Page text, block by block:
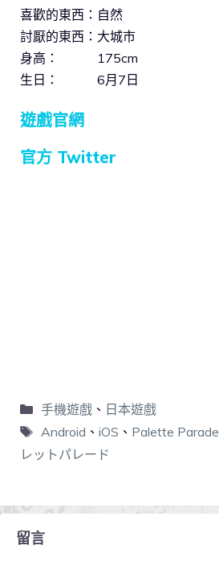
喜歡的東西：自然
討厭的東西：大城市
身高： 175cm
生日： 6月7日
遊戲官網
官方 Twitter
手機遊戲、 日本遊戲
Android 、 iOS 、 Palette Parade
レットパレード
留言